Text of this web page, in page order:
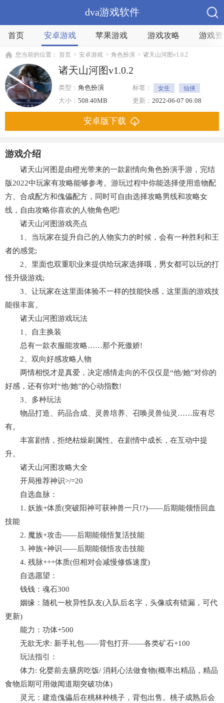
dva游戏软件
首页 安卓游戏 苹果游戏 游戏攻略 游戏
您当前的位置： 首页 > 安卓游戏 > 角色扮演 > 诸天山河图v1.0.2
诸天山河图v1.0.2
类型： 角色扮演 标签： 女生 仙侠
大小： 508.40MB 更新： 2022-06-07 06:08
安卓版下载
游戏介绍
诸天山河图是由橙光带来的一款剧情向角色扮演手游，完结
版2022中玩家有攻略能够参考。游玩过程中你能选择使用造物配
方、合成配方和傀儡配方，同时可自由选择攻略男线和攻略女
线，自由攻略你喜欢的人物角色吧!
诸天山河图游戏亮点
1、当玩家在提升自己的人物实力的时候，会有一种胜利和王
者的感觉;
2、里面也双重职业来提供给玩家选择哦，男女都可以玩的打
怪升级游戏;
3、让玩家在这里面体验不一样的技能快感，这里面的游戏技
能很丰富。
诸天山河图游戏玩法
1、自主换装
总有一款衣服能攻略……那个死傲娇!
2、双向好感攻略人物
两情相悦才是真爱，决定感情走向的不仅仅是“他/她”对你的
好感，还有你对“他/她”的心动指数!
3、多种玩法
物品打造、药品合成、灵兽培养、召唤灵兽仙灵……应有尽
有。
丰富剧情，拒绝枯燥刷属性。在剧情中成长，在互动中提
升。
诸天山河图攻略大全
开局推荐神识>/=20
自选血脉：
1. 妖族+体质(突破阳神可获神兽一只!?)——后期能领悟回血
技能
2. 魔族+攻击——后期能领悟复活技能
3. 神族+神识——后期能领悟攻击技能
4. 残脉+++体质(但相对会减慢修炼速度)
自选愿望：
钱钱：魂石300
姻缘：随机一枚异性队友(入队后名字，头像或有错漏，可代
更新)
能力：功体+500
无欲无求: 新手礼包——背包打开——各类矿石+100
玩法指引：
体力: 化婴前去膳房吃饭/ 消耗心法做食物(概率出精品，精品
食物后期可用做闻道期突破功体)
灵元：建造傀儡后在桃林种桃子，背包出售。桃子成熟后会